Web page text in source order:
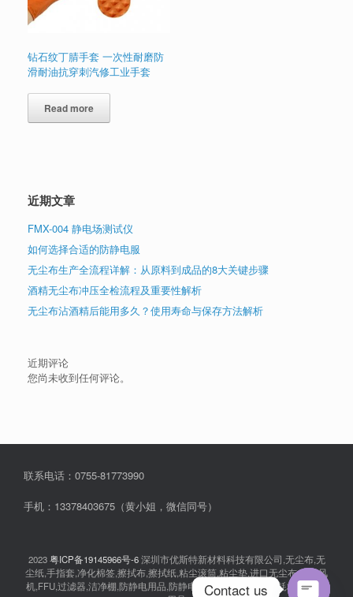
钻石纹丁腈手套 一次性耐磨防
滑耐油抗穿刺汽修工业手套
Read more
近期文章
FMX-004 静电场测试仪
如何选择合适的防静电服
无尘布生产全流程详解：从原料到成品的8大关键步骤
酒精无尘布冲压全检流程及重要性解析
无尘布沾酒精后能用多久？使用寿命与保存方法解析
近期评论
您尚未收到任何评论。
联系电话：0755-81773990
手机：13378403675（黄小姐，微信同号）
2023粤ICP备19145966号-6深圳市优斯特新材料科技有限公司,无尘布,无
尘纸,手指套,净化棉签,擦拭布,擦拭纸,粘尘滚筒,粘尘垫,进口无尘布,离子风
机,FFU,过滤器,洁净棚,防静电用品,防静电衣服,无尘室消耗品,耗材,实验室
Contact us